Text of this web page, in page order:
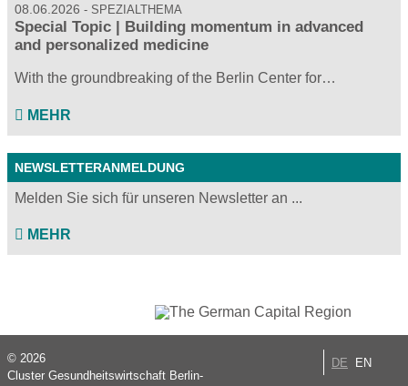
08.06.2026 SPEZIALTHEMA
Special Topic | Building momentum in advanced
and personalized medicine
With the groundbreaking of the Berlin Center for…
MEHR
NEWSLETTERANMELDUNG
Melden Sie sich für unseren Newsletter an ...
MEHR
DE EN
© 2026
Cluster Gesundheitswirtschaft Berlin-